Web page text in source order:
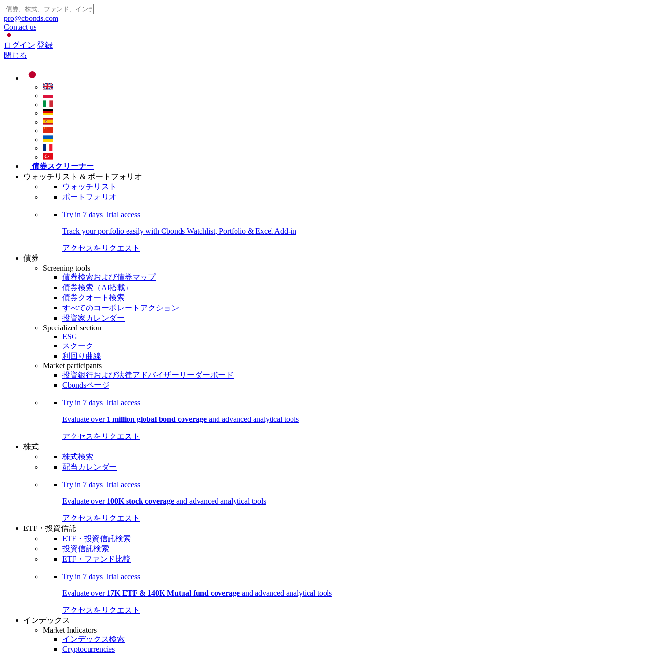
pro@cbonds.com
Contact us
ログイン 登録
閉じる
債券スクリーナー
ウォッチリスト & ポートフォリオ
ウォッチリスト
ポートフォリオ
Try in 7 days Trial access
Track your portfolio easily with Cbonds Watchlist, Portfolio & Excel Add-in
アクセスをリクエスト
債券
Screening tools
債券検索および債券マップ
債券検索（AI搭載）
債券クオート検索
すべてのコーポレートアクション
投資家カレンダー
Specialized section
ESG
スクーク
利回り曲線
Market participants
投資銀行および法律アドバイザーリーダーボード
Cbondsページ
Try in 7 days Trial access
Evaluate over 1 million global bond coverage and advanced analytical tools
アクセスをリクエスト
株式
株式検索
配当カレンダー
Try in 7 days Trial access
Evaluate over 100K stock coverage and advanced analytical tools
アクセスをリクエスト
ETF・投資信託
ETF・投資信託検索
投資信託検索
ETF・ファンド比較
Try in 7 days Trial access
Evaluate over 17K ETF & 140K Mutual fund coverage and advanced analytical tools
アクセスをリクエスト
インデックス
Market Indicators
インデックス検索
Cryptocurrencies